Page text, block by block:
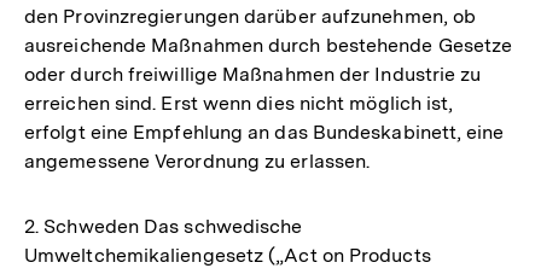
den Provinzregierungen darüber aufzunehmen, ob
ausreichende Maßnahmen durch bestehende Gesetze
oder durch freiwillige Maßnahmen der Industrie zu
erreichen sind. Erst wenn dies nicht möglich ist,
erfolgt eine Empfehlung an das Bundeskabinett, eine
angemessene Verordnung zu erlassen.
2. Schweden Das schwedische
Umweltchemikaliengesetz („Act on Products